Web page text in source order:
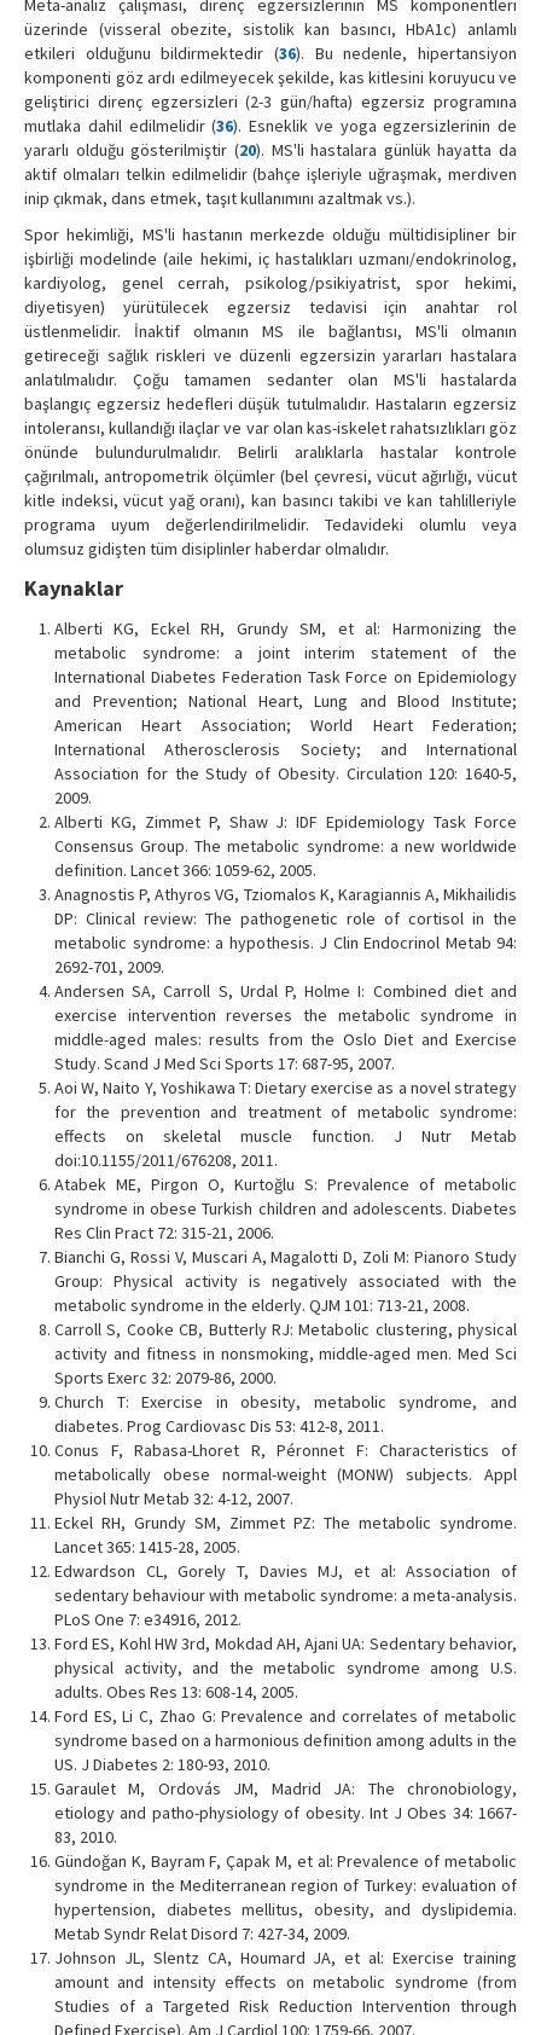
Meta-analiz çalışması, direnç egzersizlerinin MS komponentleri
üzerinde (visseral obezite, sistolik kan basıncı, HbA1c) anlamlı
etkileri olduğunu bildirmektedir (36). Bu nedenle, hipertansiyon
komponenti göz ardı edilmeyecek şekilde, kas kitlesini koruyucu ve
geliştirici direnç egzersizleri (2-3 gün/hafta) egzersiz programına
mutlaka dahil edilmelidir (36). Esneklik ve yoga egzersizlerinin de
yararlı olduğu gösterilmiştir (20). MS'li hastalara günlük hayatta da
aktif olmaları telkin edilmelidir (bahçe işleriyle uğraşmak, merdiven
inip çıkmak, dans etmek, taşıt kullanımını azaltmak vs.).
Spor hekimliği, MS'li hastanın merkezde olduğu mültidisipliner bir
işbirliği modelinde (aile hekimi, iç hastalıkları uzmanı/endokrinolog,
kardiyolog, genel cerrah, psikolog/psikiyatrist, spor hekimi,
diyetisyen) yürütülecek egzersiz tedavisi için anahtar rol
üstlenmelidir. İnaktif olmanın MS ile bağlantısı, MS'li olmanın
getireceği sağlık riskleri ve düzenli egzersizin yararları hastalara
anlatılmalıdır. Çoğu tamamen sedanter olan MS'li hastalarda
başlangıç egzersiz hedefleri düşük tutulmalıdır. Hastaların egzersiz
intoleransı, kullandığı ilaçlar ve var olan kas-iskelet rahatsızlıkları göz
önünde bulundurulmalıdır. Belirli aralıklarla hastalar kontrole
çağırılmalı, antropometrik ölçümler (bel çevresi, vücut ağırlığı, vücut
kitle indeksi, vücut yağ oranı), kan basıncı takibi ve kan tahlilleriyle
programa uyum değerlendirilmelidir. Tedavideki olumlu veya
olumsuz gidişten tüm disiplinler haberdar olmalıdır.
Kaynaklar
Alberti KG, Eckel RH, Grundy SM, et al: Harmonizing the
metabolic syndrome: a joint interim statement of the
International Diabetes Federation Task Force on Epidemiology
and Prevention; National Heart, Lung and Blood Institute;
American Heart Association; World Heart Federation;
International Atherosclerosis Society; and International
Association for the Study of Obesity. Circulation 120: 1640-5,
2009.
Alberti KG, Zimmet P, Shaw J: IDF Epidemiology Task Force
Consensus Group. The metabolic syndrome: a new worldwide
definition. Lancet 366: 1059-62, 2005.
Anagnostis P, Athyros VG, Tziomalos K, Karagiannis A, Mikhailidis
DP: Clinical review: The pathogenetic role of cortisol in the
metabolic syndrome: a hypothesis. J Clin Endocrinol Metab 94:
2692-701, 2009.
Andersen SA, Carroll S, Urdal P, Holme I: Combined diet and
exercise intervention reverses the metabolic syndrome in
middle-aged males: results from the Oslo Diet and Exercise
Study. Scand J Med Sci Sports 17: 687-95, 2007.
Aoi W, Naito Y, Yoshikawa T: Dietary exercise as a novel strategy
for the prevention and treatment of metabolic syndrome:
effects on skeletal muscle function. J Nutr Metab
doi:10.1155/2011/676208, 2011.
Atabek ME, Pirgon O, Kurtoğlu S: Prevalence of metabolic
syndrome in obese Turkish children and adolescents. Diabetes
Res Clin Pract 72: 315-21, 2006.
Bianchi G, Rossi V, Muscari A, Magalotti D, Zoli M: Pianoro Study
Group: Physical activity is negatively associated with the
metabolic syndrome in the elderly. QJM 101: 713-21, 2008.
Carroll S, Cooke CB, Butterly RJ: Metabolic clustering, physical
activity and fitness in nonsmoking, middle-aged men. Med Sci
Sports Exerc 32: 2079-86, 2000.
Church T: Exercise in obesity, metabolic syndrome, and
diabetes. Prog Cardiovasc Dis 53: 412-8, 2011.
Conus F, Rabasa-Lhoret R, Péronnet F: Characteristics of
metabolically obese normal-weight (MONW) subjects. Appl
Physiol Nutr Metab 32: 4-12, 2007.
Eckel RH, Grundy SM, Zimmet PZ: The metabolic syndrome.
Lancet 365: 1415-28, 2005.
Edwardson CL, Gorely T, Davies MJ, et al: Association of
sedentary behaviour with metabolic syndrome: a meta-analysis.
PLoS One 7: e34916, 2012.
Ford ES, Kohl HW 3rd, Mokdad AH, Ajani UA: Sedentary behavior,
physical activity, and the metabolic syndrome among U.S.
adults. Obes Res 13: 608-14, 2005.
Ford ES, Li C, Zhao G: Prevalence and correlates of metabolic
syndrome based on a harmonious definition among adults in the
US. J Diabetes 2: 180-93, 2010.
Garaulet M, Ordovás JM, Madrid JA: The chronobiology,
etiology and patho-physiology of obesity. Int J Obes 34: 1667-
83, 2010.
Gündoğan K, Bayram F, Çapak M, et al: Prevalence of metabolic
syndrome in the Mediterranean region of Turkey: evaluation of
hypertension, diabetes mellitus, obesity, and dyslipidemia.
Metab Syndr Relat Disord 7: 427-34, 2009.
Johnson JL, Slentz CA, Houmard JA, et al: Exercise training
amount and intensity effects on metabolic syndrome (from
Studies of a Targeted Risk Reduction Intervention through
Defined Exercise). Am J Cardiol 100: 1759-66, 2007.